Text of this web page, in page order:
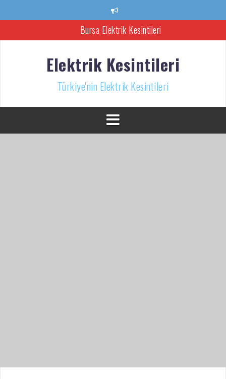
Bursa Elektrik Kesintileri
Türkiye’nin Elektrik Kesintileri Haber Kaynağı
İzmir Elektrik Kesintisi
Elektrik Kesintileri
Türkiye'nin Elektrik Kesintileri